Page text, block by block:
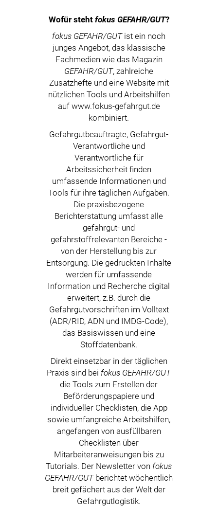
Wofür steht fokus GEFAHR/GUT?
fokus GEFAHR/GUTist ein noch
junges Angebot, das klassische
Fachmedien wie das Magazin
GEFAHR/GUT, zahlreiche
Zusatzhefte und eine Website mit
nützlichen Tools und Arbeitshilfen
auf www.fokus-gefahrgut.de
kombiniert.
Gefahrgutbeauftragte, Gefahrgut-
Verantwortliche und
Verantwortliche für
Arbeitssicherheit finden
umfassende Informationen und
Tools für ihre täglichen Aufgaben.
Die praxisbezogene
Berichterstattung umfasst alle
gefahrgut- und
gefahrstoffrelevanten Bereiche -
von der Herstellung bis zur
Entsorgung. Die gedruckten Inhalte
werden für umfassende
Information und Recherche digital
erweitert, z.B. durch die
Gefahrgutvorschriften im Volltext
(ADR/RID, ADN und IMDG-Code),
das Basiswissen und eine
Stoffdatenbank.
Direkt einsetzbar in der täglichen
Praxis sind bei fokus GEFAHR/GUT
die Tools zum Erstellen der
Beförderungspapiere und
individueller Checklisten, die App
sowie umfangreiche Arbeitshilfen,
angefangen von ausfüllbaren
Checklisten über
Mitarbeiteranweisungen bis zu
Tutorials. Der Newsletter von fokus
GEFAHR/GUTberichtet wöchentlich
breit gefächert aus der Welt der
Gefahrgutlogistik.